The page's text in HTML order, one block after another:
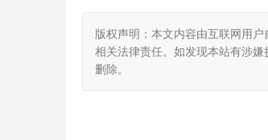
版权声明：本文内容由互联网用
相关法律责任。如发现本站有涉
删除。